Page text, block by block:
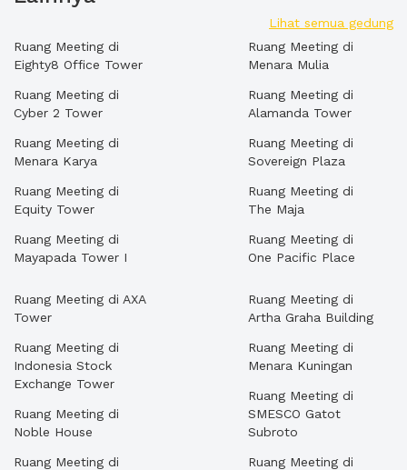
Lihat semua gedung
Ruang Meeting di
Eighty8 Office Tower
Ruang Meeting di
Cyber 2 Tower
Ruang Meeting di
Menara Karya
Ruang Meeting di
Equity Tower
Ruang Meeting di
Mayapada Tower I
Ruang Meeting di
Menara Mulia
Ruang Meeting di
Alamanda Tower
Ruang Meeting di
Sovereign Plaza
Ruang Meeting di
The Maja
Ruang Meeting di
One Pacific Place
Ruang Meeting di AXA
Tower
Ruang Meeting di
Indonesia Stock
Exchange Tower
Ruang Meeting di
Noble House
Ruang Meeting di
Ruang Meeting di
Artha Graha Building
Ruang Meeting di
Menara Kuningan
Ruang Meeting di
SMESCO Gatot
Subroto
Ruang Meeting di